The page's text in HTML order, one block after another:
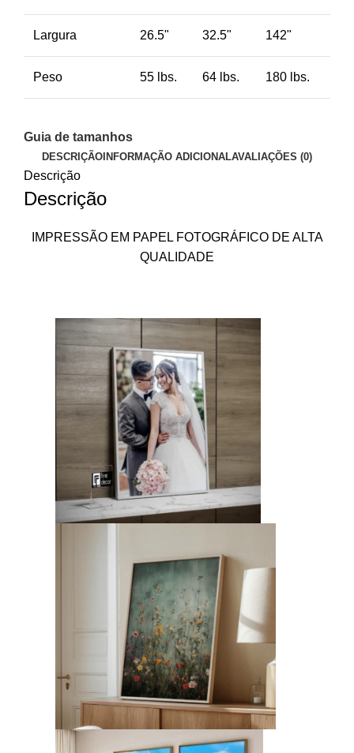
Largura 26.5" 32.5" 142"
Peso 55 lbs. 64 lbs. 180 lbs.
Guia de tamanhos
DESCRIÇÃO INFORMAÇÃO ADICIONALAVALIAÇÕES (0)
Descrição
Descrição
IMPRESSÃO EM PAPEL FOTOGRÁFICO DE ALTA
QUALIDADE